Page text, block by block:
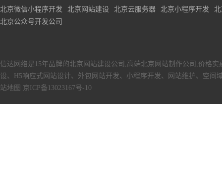
北京微信小程序开发 北京网站建设 北京云服务器 北京小程序开发
北京公众号开发公司
信达网络是15年品牌的北京网站建设公司,高端北京网站制作公司,价格
设、H5响应式网站设计、外包网站开发、小程序开发、网站维护、空
站地图 京ICP备13023167号-10